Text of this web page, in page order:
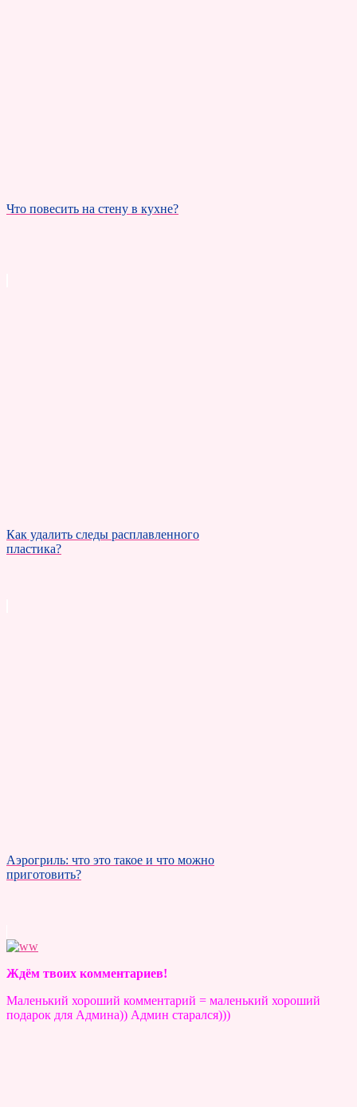
Что повесить на стену в кухне?
Как удалить следы расплавленного
пластика?
Аэрогриль: что это такое и что можно
приготовить?
Ждём твоих комментариев!
Маленький хороший комментарий = маленький хороший
подарок для Админа)) Админ старался)))